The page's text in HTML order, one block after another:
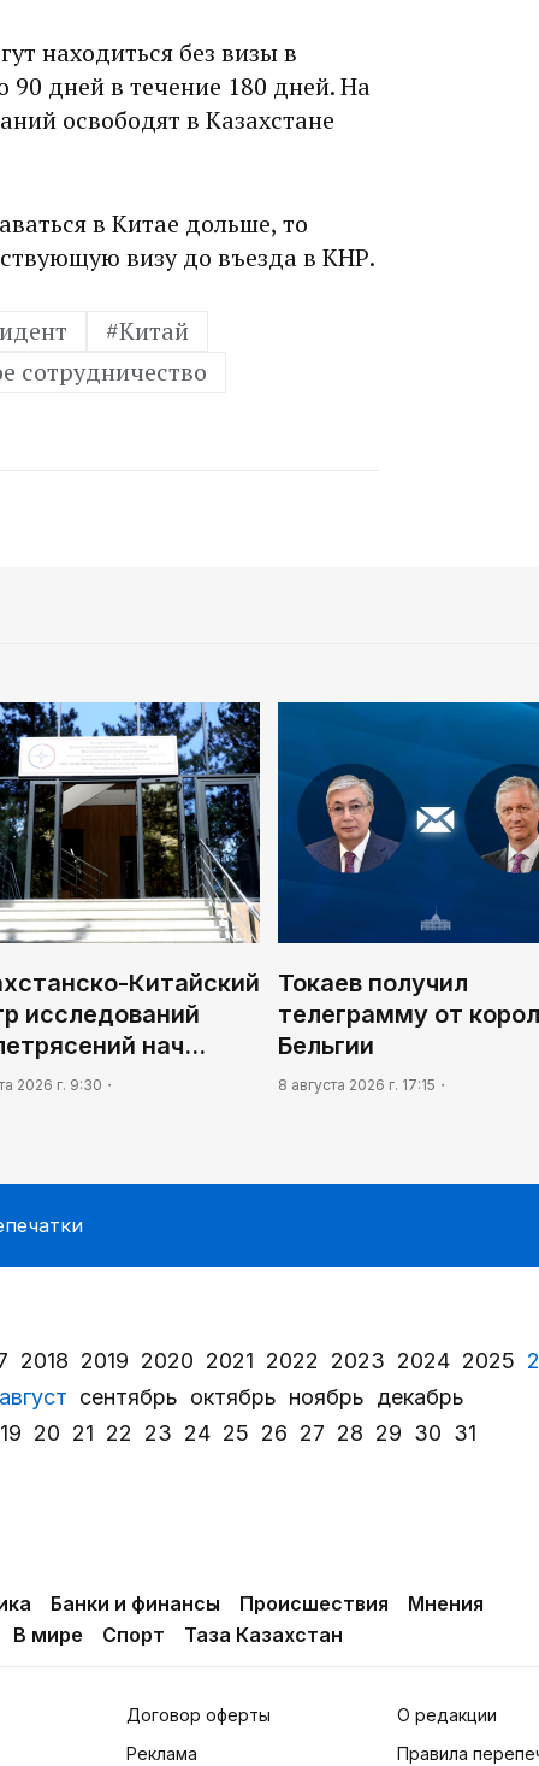
находиться без визы в
дней в течение 180 дней. На
освободят в Казахстане
в Китае дольше, то
визу до въезда в КНР.
#Китай
сотрудничество
Китайский
исследований
нач…
2026 г. 9:30
Токаев получил
телеграмму от
Бельгии
8 августа 2026 г. 17:15
2018 2019 2020 2021 2022 2023 2024 2025
август сентябрь октябрь ноябрь декабрь
19 20 21 22 23 24 25 26 27 28 29 30 31
Банки и финансы Происшествия
Мнения
В мире
Спорт Таза Казахстан
Договор оферты
Реклама
О редакции
Правила